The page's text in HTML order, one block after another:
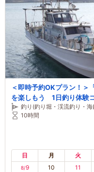
＜即時予約OKプラン！＞
を楽しもう 1日釣り体験
釣り(釣り堀・渓流釣り・海
10時間
日 月 火
8/9 10 11